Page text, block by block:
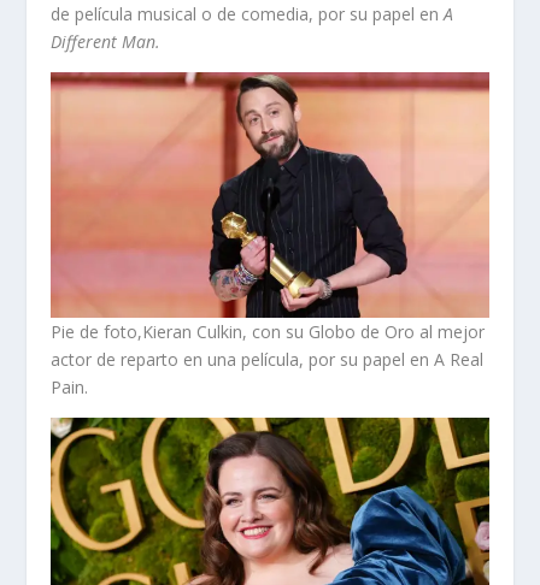
de película musical o de comedia, por su papel enA
Different Man.
Pie de foto,Kieran Culkin, con su Globo de Oro al mejor
actor de reparto en una película, por su papel en A Real
Pain.